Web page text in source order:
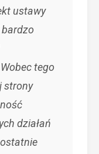
ustawy
bardzo
tego
strony
działań